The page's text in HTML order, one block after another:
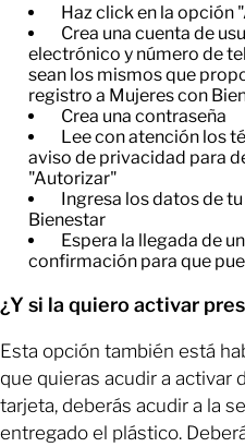
Haz click en la opción
​Crea una cuenta de
electrónico y número de
sean los mismos que
registro a Mujeres con
​Crea una contraseña
​Lee con atención los
aviso de privacidad para
"Autorizar"
​Ingresa los datos de
Bienestar
Espera la llegada de
confirmación para que
¿Y si la quiero activar
Esta opción también está
que quieras acudir a activar
tarjeta, deberás acudir a la
entregado el plástico.